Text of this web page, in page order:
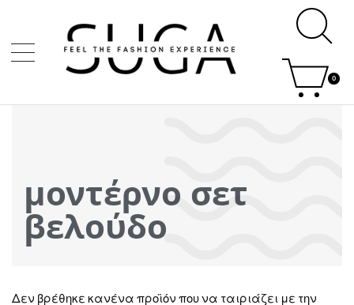
0
μοντέρνο σετ
βελούδο
Δεν βρέθηκε κανένα προϊόν που να ταιριάζει με την